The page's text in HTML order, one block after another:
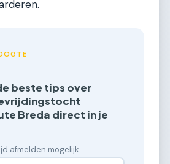
beste tips over
Breda direct in je
afmelden mogelijk.